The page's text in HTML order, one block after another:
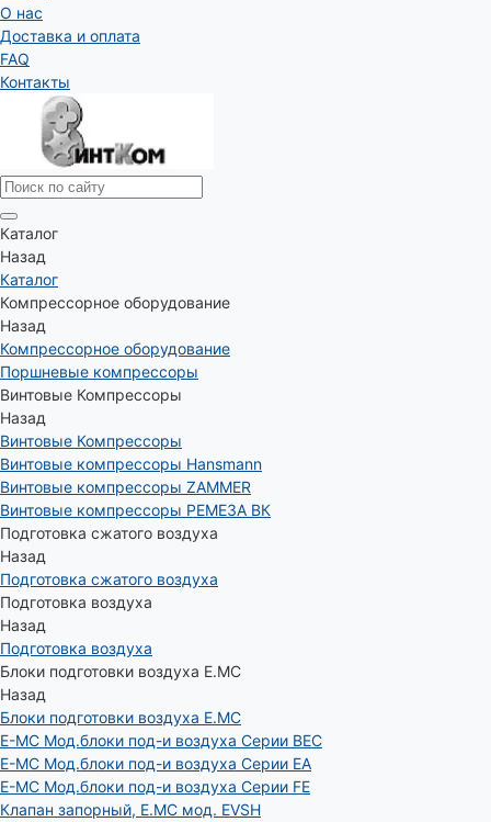
О нас
Доставка и оплата
FAQ
Контакты
Каталог
Назад
Каталог
Компрессорное оборудование
Назад
Компрессорное оборудование
Поршневые компрессоры
Винтовые Компрессоры
Назад
Винтовые Компрессоры
Винтовые компрессоры Hansmann
Винтовые компрессоры ZAMMER
Винтовые компрессоры РЕМЕЗА ВК
Подготовка сжатого воздуха
Назад
Подготовка сжатого воздуха
Подготовка воздуха
Назад
Подготовка воздуха
Блоки подготовки воздуха E.MC
Назад
Блоки подготовки воздуха E.MC
E-MC Мод.блоки под-и воздуха Серии BEC
E-MC Мод.блоки под-и воздуха Серии EA
E-MC Мод.блоки под-и воздуха Серии FE
Клапан запорный, E.MC мод. EVSH